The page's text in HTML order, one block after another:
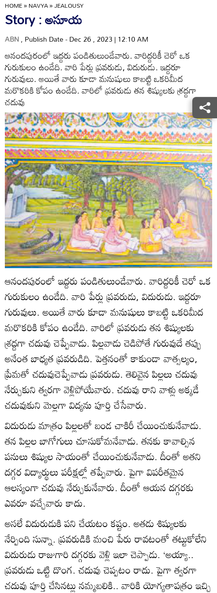
HOME»NAVYA»JEALOUSY
Story : అసూయ
ABN, Publish Date - Dec 26 , 2023 | 12:10 AM
ఆనందపురంలో ఇద్దరు పండితులుండేవారు. వారిద్దరికీ చెరో ఒక
గురుకులం ఉండేది. వారి పేర్లు ప్రవరుడు, విదురుడు. ఇద్దరూ
గురువులు. అయితే వారు కూడా మనుషులు కాబట్టి ఒకరిమీద
మరొకరికి కోపం ఉండేది. వారిలో ప్రవరుడు తన శిష్యులకు శ్రద్దగా
చదువు
ఆనందపురంలో ఇద్దరు పండితులుండేవారు. వారిద్దరికీ చెరో ఒక
గురుకులం ఉండేది. వారి పేర్లు ప్రవరుడు, విదురుడు. ఇద్దరూ
గురువులు. అయితే వారు కూడా మనుషులు కాబట్టి ఒకరిమీద
మరొకరికి కోపం ఉండేది. వారిలో ప్రవరుడు తన శిష్యులకు
శ్రద్దగా చదువు చెప్పేవాడు. పిల్లవాడు చెడిపోతే గురువుదే తప్పు
అనేంత బాధ్యత ప్రవరుడిది. పెత్తనంతో కాకుండా వాత్సల్యం,
ప్రేమతో చదువుచెప్పేవాడు ప్రవరుడు. తెలివైన పిల్లలు చదువు
నేర్చుకుని త్వరగా వెళ్లిపోయేవారు. చదువు రాని వాళ్లు అక్కడే
చదువుకుని మెల్లగా విద్యను పూర్తి చేసేవారు.
విదురుడు మాత్రం పిల్లలతో బండ చాకిరీ చేయించుకునేవాడు.
తన పిల్లల బాగోగులు చూసుకోమనేవాడు. తనకు కావాల్సిన
పనులు శిష్యుల సాయంతో చేయించుకునేవాడు. దీంతో అతని
దగ్గర విద్యార్థులు పరీక్షల్లో తప్పేవారు. పైగా విపరీతమైన
ఆలస్యంగా చదువు నేర్చుకునేవారు. దీంతో ఆయన దగ్గరకు
ఎవరూ వచ్చేవారు కాదు.
అసలే విదురుడుకి పని చేయటం కష్టం. అతడు శిష్యులకు
నేర్పింది సున్నా. ప్రవరుడికి మంచి పేరు రావటంతో తట్టుకోలేని
విదురుడు రాజుగారి దగ్గరకు వెళ్లి ఇలా చెప్పాడు. ‘అయ్యా..
ప్రవరుడు ఒట్టి దొంగ. చదువు చెప్పటం రాదు. పైగా త్వరగా
చదువు పూర్తి చేసినట్లు నమ్మబలికి.. వారికి యోగ్యతాపత్రం ఇచ్చి